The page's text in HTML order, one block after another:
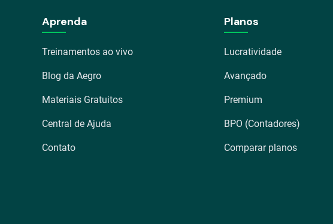
Aprenda
Treinamentos ao vivo
Blog da Aegro
Materiais Gratuitos
Central de Ajuda
Contato
Planos
Lucratividade
Avançado
Premium
BPO (Contadores)
Comparar planos